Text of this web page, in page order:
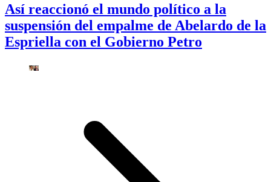
Así reaccionó el mundo político a la
suspensión del empalme de Abelardo de la
Espriella con el Gobierno Petro